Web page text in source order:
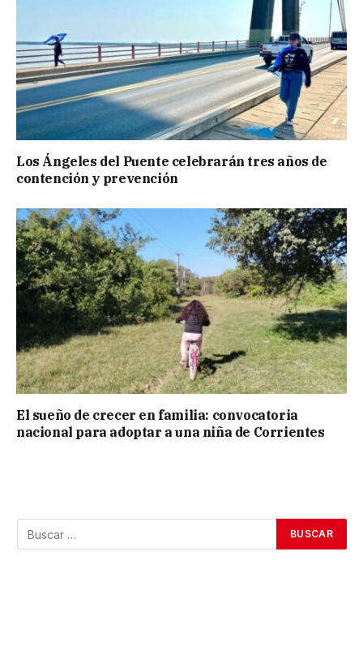
Los Ángeles del Puente celebrarán tres años de
contención y prevención
El sueño de crecer en familia: convocatoria
nacional para adoptar a una niña de Corrientes